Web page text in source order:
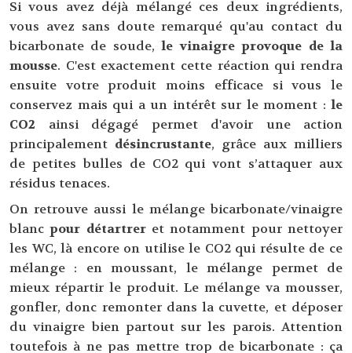
Si vous avez déjà mélangé ces deux ingrédients,
vous avez sans doute remarqué qu'au contact du
bicarbonate de soude,le vinaigre provoque de la
mousse. C'est exactement cette réaction qui rendra
ensuite votre produit moins efficace si vous le
conservez mais qui a un intérêt sur le moment : le
CO2 ainsi dégagé permet d'avoir une action
principalement désincrustante, grâce aux milliers
de petites bulles de CO2 qui vont s’attaquer aux
résidus tenaces.
On retrouve aussi le mélange bicarbonate/vinaigre
blanc pour détartreret notamment pour nettoyer
les WC, là encore on utilise le CO2 qui résulte de ce
mélange : en moussant, le mélange permet de
mieux répartir le produit. Le mélange va mousser,
gonfler, donc remonter dans la cuvette, et déposer
du vinaigre bien partout sur les parois. Attention
toutefois à ne pas mettre trop de bicarbonate : ça